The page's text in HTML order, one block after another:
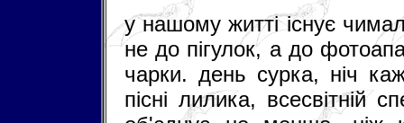
у нашому житті існує
не до пігулок, а до
чарки. день сурка, ніч
пісні лилика, всесвітній